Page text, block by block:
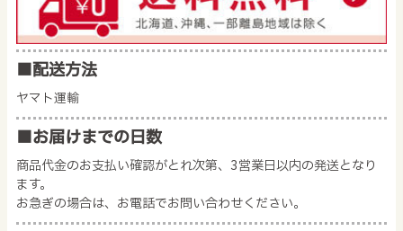
■配送方法
ヤマト運輸
■お届けまでの日数
商品代金のお支払い確認がとれ次第、3営業日以内の発送となり
ます。
お急ぎの場合は、お電話でお問い合わせください。